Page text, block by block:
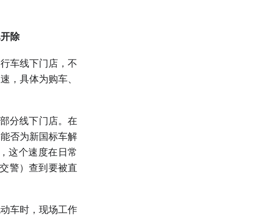
除
车线下门店，不
，具体为购车、
分线下门店。在
否为新国标车解
这个速度在日常
警）查到要被直
车时，现场工作